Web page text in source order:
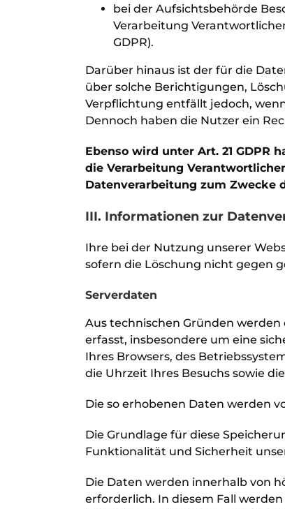
bei der Aufsichtsbehörde
Verarbeitung
GDPR).
Darüber hinaus ist der für die
über solche Berichtigungen,
Verpflichtung entfällt jedoch,
Dennoch haben die Nutzer ein
Ebenso wird unter Art. 21 GDPR
die Verarbeitung
Datenverarbeitung zum Zwecke
III. Informationen zur
Ihre bei der Nutzung unserer
sofern die Löschung nicht gegen
Serverdaten
Aus technischen Gründen
erfasst, insbesondere um eine
Ihres Browsers, des
die Uhrzeit Ihres Besuchs sowie
Die so erhobenen Daten werden
Die Grundlage für diese
Funktionalität und Sicherheit
Die Daten werden innerhalb von
erforderlich. In diesem Fall